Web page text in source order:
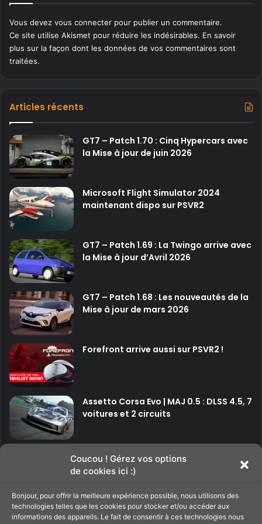
Coucou ! Gérez vos options
de cookies ici :)
Bonjour, pour offrir la meilleure expérience possible, nous utilisons des
technologies telles que les cookies pour stocker et/ou accéder aux
informations des appareils. Le fait de consentir à ces technologies nous
Vous devez vous connecter pour publier un commentaire.
Ce site utilise Akismet pour réduire les indésirables. En savoir
plus sur la façon dont les données de vos commentaires sont
traitées.
Articles récents
GT7 – Patch 1.70 : Cinq Hypercars avec
la Mise à jour de juin 2026
Microsoft Flight Simulator 2024
maintenant dispo sur PSVR2
GT7 – Patch 1.69 : La Twingo arrive avec
la Mise à jour d’Avril 2026
GT7 – Patch 1.68 : Les nouveautés de la
Mise à jour de mars 2026
Forefront arrive aussi sur PSVR2 !
Assetto Corsa Evo | MAJ 0.5 : DLSS 4.5, 7
voitures et 2 circuits
P
a
e
P
e
Soutenir le site